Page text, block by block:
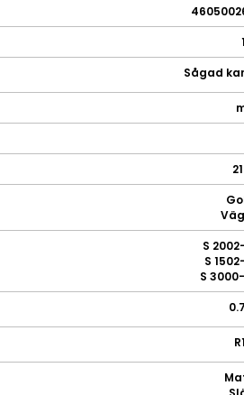
Sågad
S
S
S